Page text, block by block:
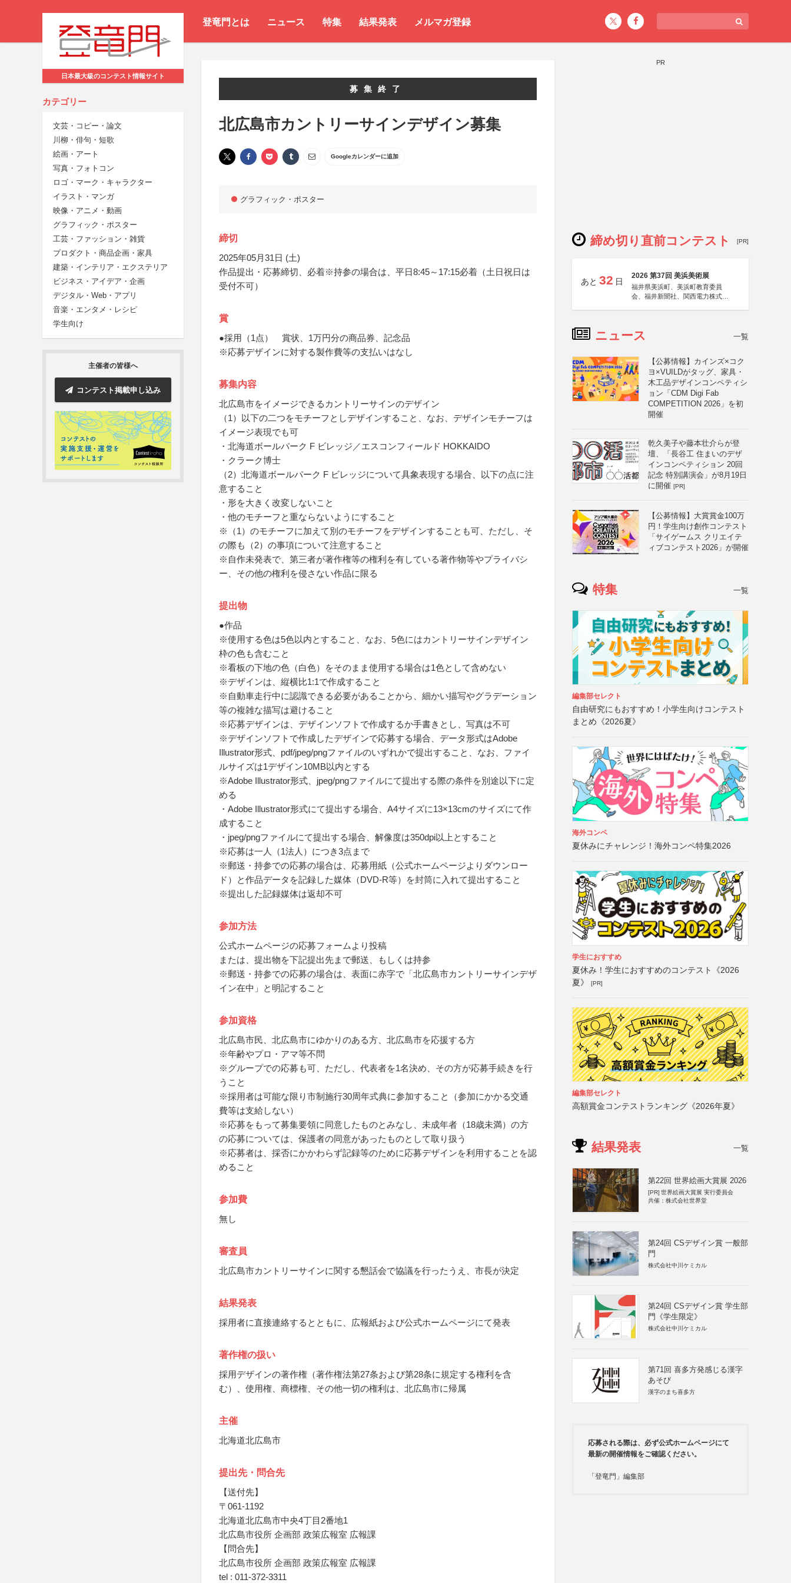
登竜門とは ニュース 特集 結果発表 メルマガ登録
日本最大級のコンテスト情報サイト
カテゴリー
文芸・コピー・論文
川柳・俳句・短歌
絵画・アート
写真・フォトコン
ロゴ・マーク・キャラクター
イラスト・マンガ
映像・アニメ・動画
グラフィック・ポスター
工芸・ファッション・雑貨
プロダクト・商品企画・家具
建築・インテリア・エクステリア
ビジネス・アイデア・企画
デジタル・Web・アプリ
音楽・エンタメ・レシピ
学生向け
主催者の皆様へ
コンテスト掲載申し込み
募集終了
北広島市カントリーサインデザイン募集
Googleカレンダーに追加
グラフィック・ポスター
締切
2025年05月31日 (土)
作品提出・応募締切、必着※持参の場合は、平日8:45～17:15必着（土日祝日は
受付不可）
賞
●採用（1点） 賞状、1万円分の商品券、記念品
※応募デザインに対する製作費等の支払いはなし
募集内容
北広島市をイメージできるカントリーサインのデザイン
（1）以下の二つをモチーフとしデザインすること、なお、デザインモチーフは
イメージ表現でも可
・北海道ボールパーク F ビレッジ／エスコンフィールド HOKKAIDO
・クラーク博士
（2）北海道ボールパーク F ビレッジについて具象表現する場合、以下の点に注
意すること
・形を大きく改変しないこと
・他のモチーフと重ならないようにすること
※（1）のモチーフに加えて別のモチーフをデザインすることも可、ただし、そ
の際も（2）の事項について注意すること
※自作未発表で、第三者が著作権等の権利を有している著作物等やプライバシ
ー、その他の権利を侵さない作品に限る
提出物
●作品
※使用する色は5色以内とすること、なお、5色にはカントリーサインデザイン
枠の色も含むこと
※看板の下地の色（白色）をそのまま使用する場合は1色として含めない
※デザインは、縦横比1:1で作成すること
※自動車走行中に認識できる必要があることから、細かい描写やグラデーション
等の複雑な描写は避けること
※応募デザインは、デザインソフトで作成するか手書きとし、写真は不可
※デザインソフトで作成したデザインで応募する場合、データ形式はAdobe
Illustrator形式、pdf/jpeg/pngファイルのいずれかで提出すること、なお、ファイ
ルサイズは1デザイン10MB以内とする
※Adobe Illustrator形式、jpeg/pngファイルにて提出する際の条件を別途以下に定
める
・Adobe Illustrator形式にて提出する場合、A4サイズに13×13cmのサイズにて作
成すること
・jpeg/pngファイルにて提出する場合、解像度は350dpi以上とすること
※応募は一人（1法人）につき3点まで
※郵送・持参での応募の場合は、応募用紙（公式ホームページよりダウンロー
ド）と作品データを記録した媒体（DVD-R等）を封筒に入れて提出すること
※提出した記録媒体は返却不可
参加方法
公式ホームページの応募フォームより投稿
または、提出物を下記提出先まで郵送、もしくは持参
※郵送・持参での応募の場合は、表面に赤字で「北広島市カントリーサインデザ
イン在中」と明記すること
参加資格
北広島市民、北広島市にゆかりのある方、北広島市を応援する方
※年齢やプロ・アマ等不問
※グループでの応募も可、ただし、代表者を1名決め、その方が応募手続きを行
うこと
※採用者は可能な限り市制施行30周年式典に参加すること（参加にかかる交通
費等は支給しない）
※応募をもって募集要領に同意したものとみなし、未成年者（18歳未満）の方
の応募については、保護者の同意があったものとして取り扱う
※応募者は、採否にかかわらず記録等のために応募デザインを利用することを認
めること
参加費
無し
審査員
北広島市カントリーサインに関する懇話会で協議を行ったうえ、市長が決定
結果発表
採用者に直接連絡するとともに、広報紙および公式ホームページにて発表
著作権の扱い
採用デザインの著作権（著作権法第27条および第28条に規定する権利を含
む）、使用権、商標権、その他一切の権利は、北広島市に帰属
主催
北海道北広島市
提出先・問合先
【送付先】
〒061-1192
北海道北広島市中央4丁目2番地1
北広島市役所 企画部 政策広報室 広報課
【問合先】
北広島市役所 企画部 政策広報室 広報課
tel : 011-372-3311
PR
締め切り直前コンテスト [PR]
あと 32 日
2026 第37回 美浜美術展
福井県美浜町、美浜町教育委員
会、福井新聞社、関西電力株式会
ニュース 一覧
【公募情報】カインズ×コク
ヨ×VUILDがタッグ、家具・
木工品デザインコンペティシ
ョン「CDM Digi Fab
COMPETITION 2026」を初
開催
乾久美子や藤本壮介らが登
壇、「長谷工 住まいのデザ
インコンペティション 20回
記念 特別講演会」が8月19日
に開催 [PR]
【公募情報】大賞賞金100万
円！学生向け創作コンテスト
「サイゲームス クリエイテ
ィブコンテスト2026」が開催
特集 一覧
編集部セレクト
自由研究にもおすすめ！小学生向けコンテスト
まとめ《2026夏》
海外コンペ
夏休みにチャレンジ！海外コンペ特集2026
学生におすすめ
夏休み！学生におすすめのコンテスト《2026
夏》
[PR]
編集部セレクト
高額賞金コンテストランキング《2026年夏》
結果発表 一覧
第22回 世界絵画大賞展 2026
[PR] 世界絵画大賞展 実行委員会
共催：株式会社世界堂
第24回 CSデザイン賞 一般部
門
株式会社中川ケミカル
第24回 CSデザイン賞 学生部
門《学生限定》
株式会社中川ケミカル
第71回 喜多方発感じる漢字
あそび
漢字のまち喜多方
応募される際は、必ず公式ホームページにて
最新の開催情報をご確認ください。
「登竜門」編集部